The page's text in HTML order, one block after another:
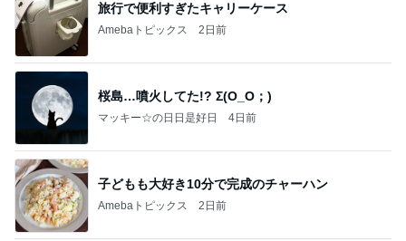
旅行で便利すぎたキャリーケース
Amebaトピックス 2日前
桜島…噴火してた!? Σ(O_O；)
マッキー☆の日日是好日 4日前
子どもも大好き10分で完成のチャーハン
Amebaトピックス 2日前